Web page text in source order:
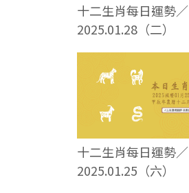
十二生肖每日運勢／
2025.01.28（二）
十二生肖每日運勢／
2025.01.25（六）